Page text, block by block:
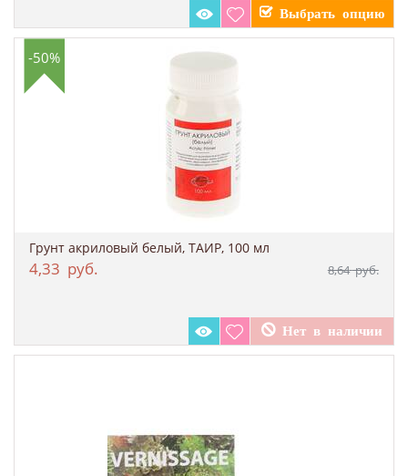
-50%
Грунт акриловый белый, ТАИР, 100 мл
4,33 руб. 8,64руб.